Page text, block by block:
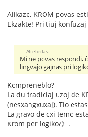
Alikaze, KROM povas
Ekzakte! Pri tiuj
Altebrilas:
Mi ne povas respondi,
lingvaĵo gajnas pri
Kompreneblo?
La du tradiciaj uzoj de
(nesxangxuxaj). Tio
La gravo de cxi temo
Krom per logiko?》.